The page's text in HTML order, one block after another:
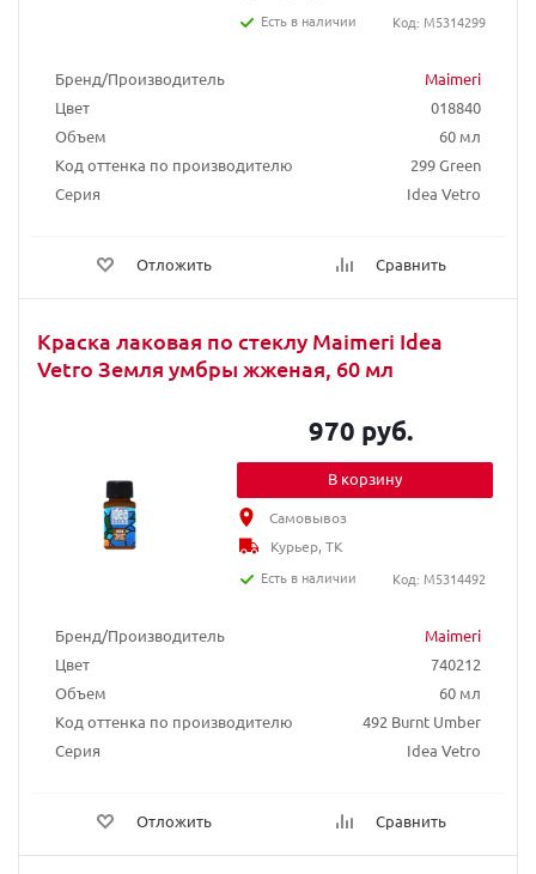
Бренд/Производитель
Maimeri
Цвет
018840
Объем
60 мл
Код оттенка по производителю
299 Green
Серия
Idea Vetro
Отложить Сравнить
Есть в наличии
Код: M5314299
Краска лаковая по стеклу Maimeri Idea
Vetro Земля умбры жженая, 60 мл
Бренд/Производитель
Maimeri
Цвет
740212
Объем
60 мл
Код оттенка по производителю
492 Burnt Umber
Серия
Idea Vetro
Отложить Сравнить
970 руб.
В корзину
Самовывоз
Курьер, ТК
Есть в наличии
Код: M5314492